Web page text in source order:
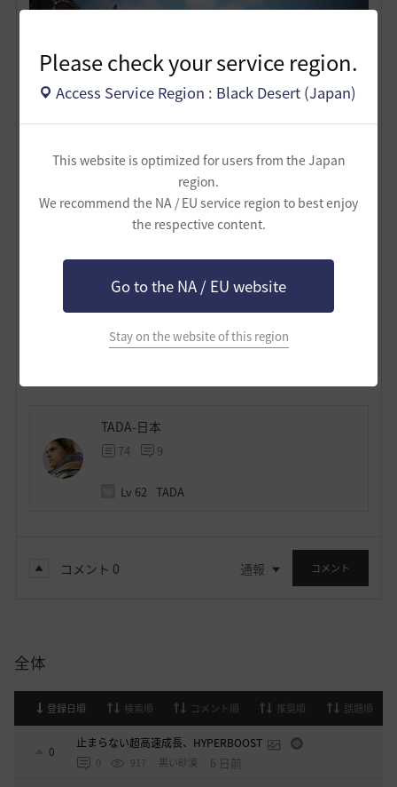
Please check your service region.
Access Service Region : Black Desert (Japan)
This website is optimized for users from the Japan
region.
We recommend the NA / EU service region to best enjoy
the respective content.
Go to the NA / EU website
Stay on the website of this region
TADA-日本
74 9
Lv 62 TADA
コメント 0 通報 コメント
全体
登録日順 検索順 コメント順 推奨順 話題順
0
止まらない超高速成長、HYPERBOOST
0 917 黒い砂漠 6 日前